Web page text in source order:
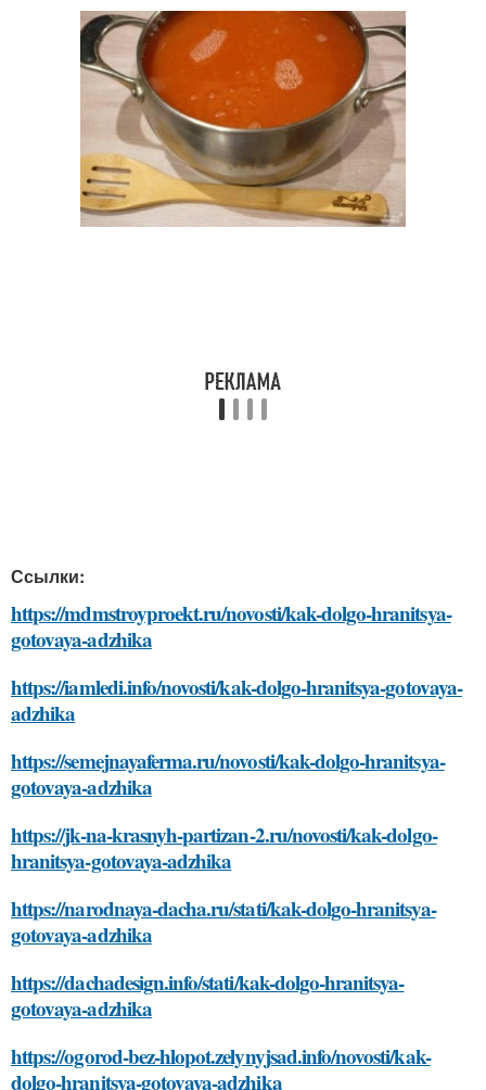
Ссылки:
https://mdmstroyproekt.ru/novosti/kak-dolgo-hranitsya-
gotovaya-adzhika
https://iamledi.info/novosti/kak-dolgo-hranitsya-gotovaya-
adzhika
https://semejnayaferma.ru/novosti/kak-dolgo-hranitsya-
gotovaya-adzhika
https://jk-na-krasnyh-partizan-2.ru/novosti/kak-dolgo-
hranitsya-gotovaya-adzhika
https://narodnaya-dacha.ru/stati/kak-dolgo-hranitsya-
gotovaya-adzhika
https://dachadesign.info/stati/kak-dolgo-hranitsya-
gotovaya-adzhika
https://ogorod-bez-hlopot.zelynyjsad.info/novosti/kak-
dolgo-hranitsya-gotovaya-adzhika